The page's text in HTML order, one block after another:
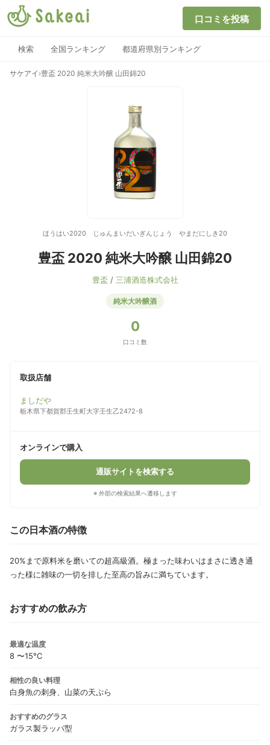
口コミを投稿
検索 全国ランキング 都道府県別ランキング
サケアイ ›豊盃 2020 純米大吟醸 山田錦20
ほうはい2020 じゅんまいだいぎんじょう やまだにしき20
豊盃 2020 純米大吟醸 山田錦20
豊盃 / 三浦酒造株式会社
純米大吟醸酒
0
口コミ数
取扱店舗
ましだや
栃木県下都賀郡壬生町大字壬生乙2472-8
オンラインで購入
通販サイトを検索する
※ 外部の検索結果へ遷移します
この日本酒の特徴
20%まで原料米を磨いての超高級酒。極まった味わいはまさに透き通
った様に雑味の一切を排した至高の旨みに満ちています。
おすすめの飲み方
最適な温度
8 〜15°C
相性の良い料理
白身魚の刺身、山菜の天ぷら
おすすめのグラス
ガラス製ラッパ型